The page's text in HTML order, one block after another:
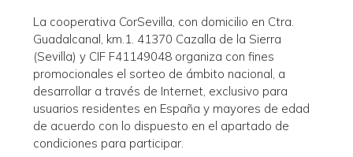
La cooperativa CorSevilla, con domicilio en Ctra.
Guadalcanal, km.1. 41370 Cazalla de la Sierra
(Sevilla) y CIF F41149048 organiza con fines
promocionales el sorteo de ámbito nacional, a
desarrollar a través de Internet, exclusivo para
usuarios residentes en España y mayores de edad
de acuerdo con lo dispuesto en el apartado de
condiciones para participar.